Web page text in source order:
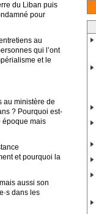
du Liban puis
pour
au
qui l’ont
et le
au ministère de
? Pourquoi est-
époque mais
et pourquoi la
aussi son
dans les